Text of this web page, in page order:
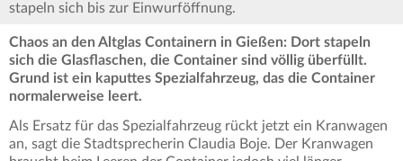
stapeln sich bis zur Einwurföffnung.
Chaos an den Altglas Containern in Gießen: Dort stapeln
sich die Glasflaschen, die Container sind völlig überfüllt.
Grund ist ein kaputtes Spezialfahrzeug, das die Container
normalerweise leert.
Als Ersatz für das Spezialfahrzeug rückt jetzt ein Kranwagen
an, sagt die Stadtsprecherin Claudia Boje. Der Kranwagen